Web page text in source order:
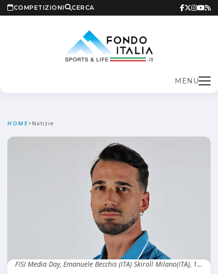
COMPETIZIONI CERCA
MENU
HOME > Notizie
FISI Media Day, Emanuele Becchis (ITA) Skiroll Milano(ITA), 18/10/2025 Photo: Gio Auletta/Pentaphoto